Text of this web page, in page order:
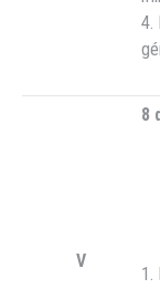
4.
V
8
1.